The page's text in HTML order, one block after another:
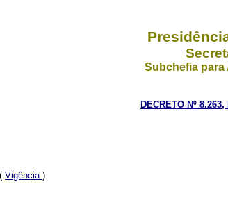
Subchefia
DECRETO Nº
( Vigência )